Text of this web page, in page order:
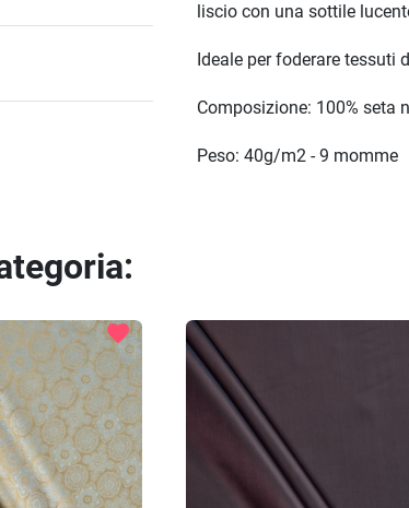
liscio con una sottile
Ideale per foderare tessuti
Composizione: 100% seta
Peso: 40g/m2 - 9 momme
favorite